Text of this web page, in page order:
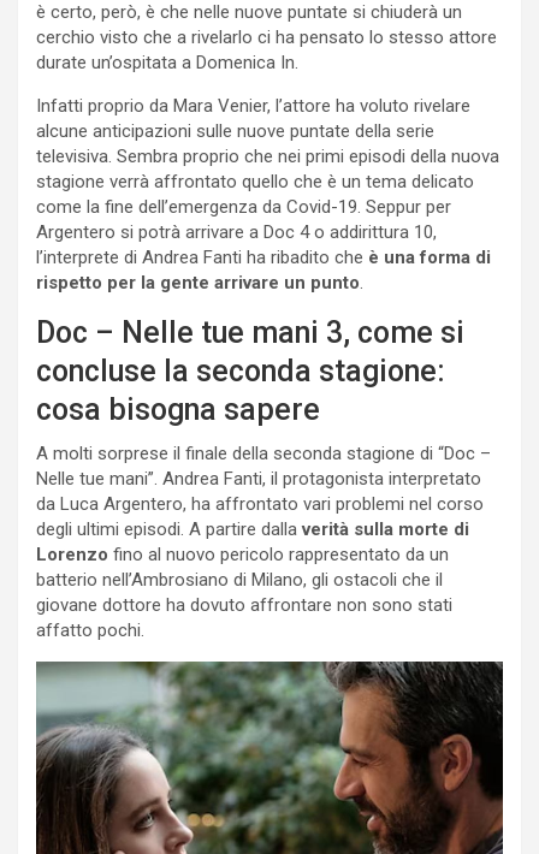
è certo, però, è che nelle nuove puntate si chiuderà un
cerchio visto che a rivelarlo ci ha pensato lo stesso attore
durate un’ospitata a Domenica In.
Infatti proprio da Mara Venier, l’attore ha voluto rivelare
alcune anticipazioni sulle nuove puntate della serie
televisiva. Sembra proprio che nei primi episodi della nuova
stagione verrà affrontato quello che è un tema delicato
come la fine dell’emergenza da Covid-19. Seppur per
Argentero si potrà arrivare a Doc 4 o addirittura 10,
l’interprete di Andrea Fanti ha ribadito che è una forma di
rispetto per la gente arrivare un punto.
Doc – Nelle tue mani 3, come si
concluse la seconda stagione:
cosa bisogna sapere
A molti sorprese il finale della seconda stagione di “Doc –
Nelle tue mani”. Andrea Fanti, il protagonista interpretato
da Luca Argentero, ha affrontato vari problemi nel corso
degli ultimi episodi. A partire dallaverità sulla morte di
Lorenzo fino al nuovo pericolo rappresentato da un
batterio nell’Ambrosiano di Milano, gli ostacoli che il
giovane dottore ha dovuto affrontare non sono stati
affatto pochi.